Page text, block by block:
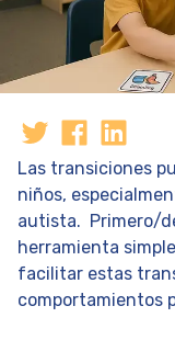
Las transiciones
niños,
autista. Primero/
herramienta
facilitar estas
comportamientos